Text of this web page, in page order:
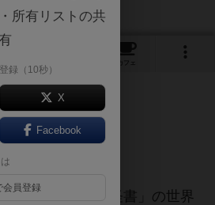
カフェ
界を体験
代の怪奇譚「志怪書」の世界
所有リストの共
録（10秒）
X
Facebook
会員登録